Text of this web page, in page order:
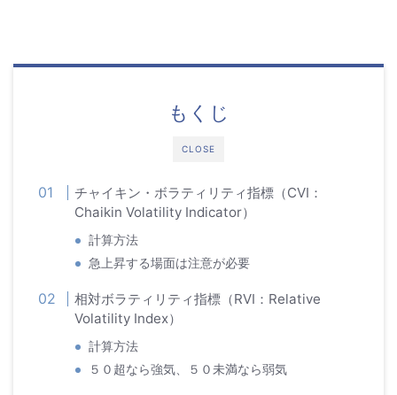
CLOSE
もくじ
チャイキン・ボラティリティ指標（CVI：
Chaikin Volatility Indicator）
計算方法
急上昇する場面は注意が必要
相対ボラティリティ指標（RVI：Relative
Volatility Index）
計算方法
５０超なら強気、５０未満なら弱気